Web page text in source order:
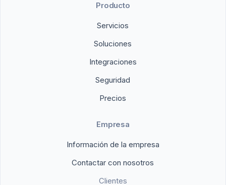
Producto
Servicios
Soluciones
Integraciones
Seguridad
Precios
Empresa
Información de la empresa
Contactar con nosotros
Clientes